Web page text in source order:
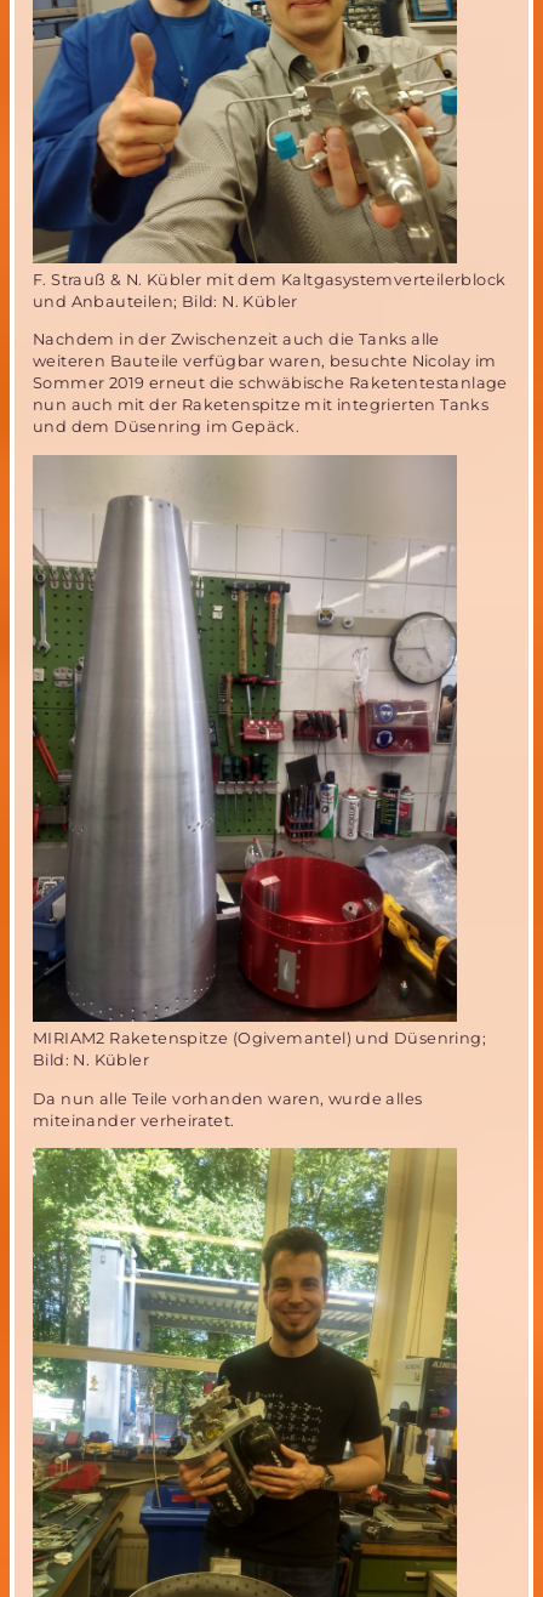
F. Strauß & N. Kübler mit dem Kaltgasystemverteilerblock
und Anbauteilen; Bild: N. Kübler
Nachdem in der Zwischenzeit auch die Tanks alle
weiteren Bauteile verfügbar waren, besuchte Nicolay im
Sommer 2019 erneut die schwäbische Raketentestanlage
nun auch mit der Raketenspitze mit integrierten Tanks
und dem Düsenring im Gepäck.
MIRIAM2 Raketenspitze (Ogivemantel) und Düsenring;
Bild: N. Kübler
Da nun alle Teile vorhanden waren, wurde alles
miteinander verheiratet.